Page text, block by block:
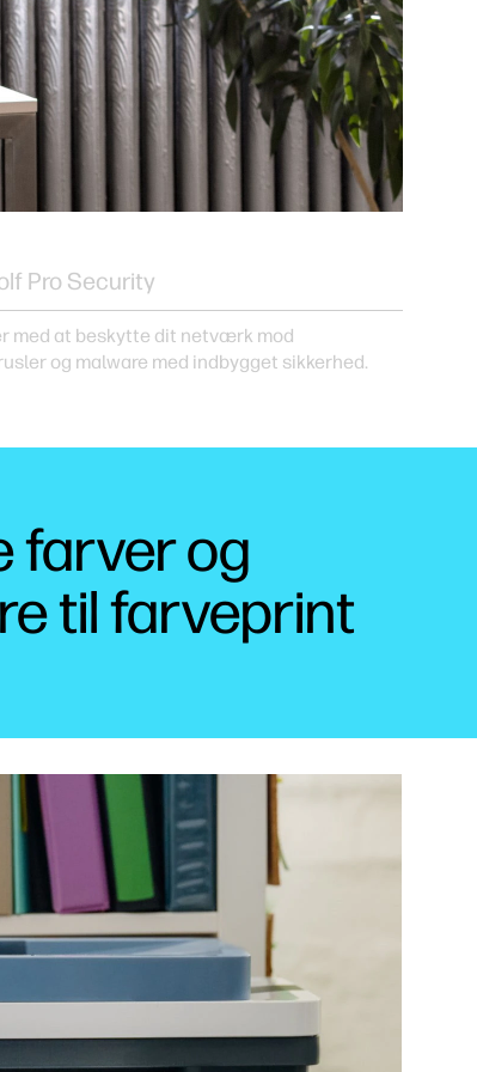
Pro Security
med at beskytte dit netværk mod
og malware med indbygget sikkerhed.
farver og
til farveprint